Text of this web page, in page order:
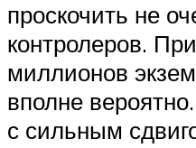
проскочить не
контролеров.
миллионов
вполне
с сильным